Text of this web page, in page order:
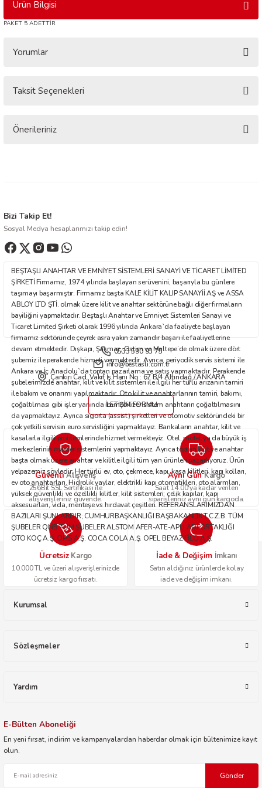
Ürün Bilgisi
PAKET 5 ADETTİR
Yorumlar
Bu ürüne ilk yorumu siz yapın!
Taksit Seçenekleri
Önerileriniz
Ürün resmi kalitesiz, bozuk veya görüntülenemiyor.
Ürün açıklamasında eksik bilgiler bulunuyor.
Ürün bilgilerinde hatalar bulunuyor.
Bu ürüne benzer farklı alternatifler olmalı.
Gönder
Bizi Takip Et!
Sosyal Medya hesaplarımızı takip edin!
BEŞTAŞLI ANAHTAR VE EMNİYET SİSTEMLERİ SANAYİ VE TİCARET LİMİTED
ŞİRKETİ Firmamız, 1974 yılında başlayan serüvenini, başarıyla bu günlere
taşımayı başarmıştır. Firmamız başta KALE KİLİT KALIP SANAYİİ AŞ ve ASSA
ABLOY LTD ŞTİ. olmak üzere kilit ve anahtar sektörüne bağlı diğer firmaların
bayiliğini yapmaktadır. Beştaşlı Anahtar ve Emniyet Sistemleri Sanayi ve
Ticaret Limited Şirketi olarak 1996 yılında Ankara`da faaliyete başlayan
firmamız sektöründe çeyrek asra yakın zamandır başarı ile faaliyetlerine
devam etmektedir. Dışkapı, Şaşmaz, Ostim ve Maltepe’de olmak üzere dört
şubemiz ile perakende hizmeti vermektedir. Ayrıca, periyodik servis sistemi ile
Ankara ve İç Anadolu`da toptan pazarlama ve satış yapmaktadır. Perakende
şubelerimizde anahtar, kilit ve kilit sistemleri ile ilgili her türlü arızanın tamiri
ile bakım ve onarımı yapılmaktadır. Oto kilit ve anahtarlarının tamiri, bakımı,
çoğaltılması gibi işler yanında immobilizer sistem anahtarın çoğaltılmasını
da yapmaktayız. Ayrıca sigorta (assist) şirketleri ve otomotiv sektöründeki bir
çok yetkili servisin euro servisliğini yapmaktayız. Bankaların anahtar, kilit ve
kasalarla ilgili problemlerinde hizmet vermekteyiz. Otel, motel ya da büyük iş
merkezlerinin master sistemlerini yapmaktayız. Ayrıca toptan kilit ve anahtar
başta olmak üzere anahtar ve kilitle ilgili tüm yan ürünleri pazarlıyoruz. Ürün
yelpazemiz şöyledir: Her türlü ev, oto, çekmece, kapı, kasa kilitleri, kapı kolları,
ev oto anahtarları. Hidrolik yaylar, elektrikli kapı otomatikleri, oto alarmları,
yüksek güvenlikli ve özellikli kilitler, kilit sistemleri; çelik kapılar, kapı
aksesuarları, vida, menteşe vs hırdavat çeşitleri. REFERANSLARIMIZDAN
BAZILARI ŞUNLARDIR; CUMHURBAŞKANLIĞI BAŞBAKANLIK T.C.Z.B. TÜM
ŞUBELER QNB TÜM ŞUBELER ALSTOM AFER-ATE-APU ADİ ORTAKLIĞI
OTO KOÇ A.Ş. OPİS A.Ş. COCA COLA A.Ş. OPEL BEYAZ FİLO A.Ş.
0533 590 93 75
info@bestasli.com.tr
Çankırı Cad. Vakıf İş Hanı No : 67 B/4 Altındağ / ANKARA
İLETİŞİM FORMU
GüvenliAlışveriş
256Bit SSL Sertifikası ile
alışverişleriniz güvende.
Aynı GünKargo
Saat 14.00'ya kadar verilen
siparişleriniz aynı gün kargoda.
Ücretsiz Kargo
10.000 TL ve üzeri alışverişlerinizde
ücretsiz kargo fırsatı.
İade & Değişim İmkanı
Satın aldığınız ürünlerde kolay
iade ve değişim imkanı.
Kurumsal
Sözleşmeler
Yardım
E-Bülten Aboneliği
En yeni fırsat, indirim ve kampanyalardan haberdar olmak için bültenimize kayıt
olun.
Gönder